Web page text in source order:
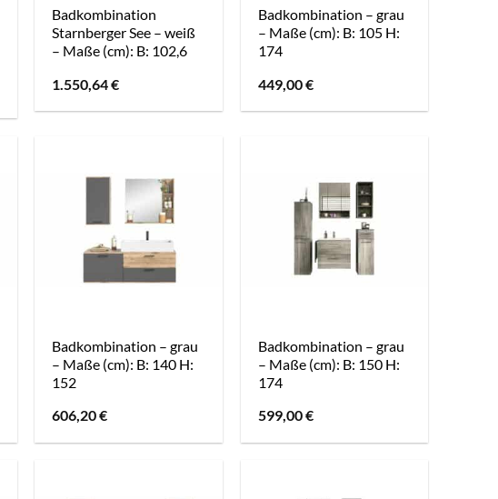
Badkombination
Starnberger See – weiß
– Maße (cm): B: 102,6
1.550,64€
Badkombination – grau
– Maße (cm): B: 105 H:
174
449,00€
Badkombination – grau
– Maße (cm): B: 140 H:
152
606,20€
Badkombination – grau
– Maße (cm): B: 150 H:
174
599,00€